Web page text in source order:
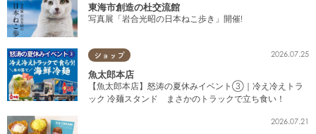
東海市創造の杜交流館
写真展「岩合光昭の日本ねこ歩き」開催!
ショップ 2026.07.25
魚太郎本店
【魚太郎本店】怒涛の夏休みイベント③｜冷え冷えトラ
ック 冷麺スタンド まさかのトラックで立ち食い！
2026.07.21